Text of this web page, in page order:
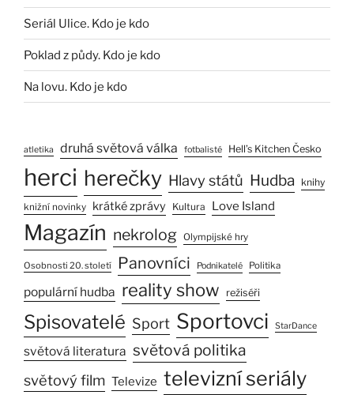
Seriál Ulice. Kdo je kdo
Poklad z půdy. Kdo je kdo
Na lovu. Kdo je kdo
atletika druhá světová válka fotbalisté Hell’s Kitchen Česko
herci herečky Hlavy států Hudba knihy
knižní novinky krátké zprávy Kultura Love Island
Magazín nekrolog Olympijské hry
Osobnosti 20. století Panovníci Podnikatelé Politika
populární hudba reality show režiséři
Spisovatelé Sport Sportovci StarDance
světová literatura světová politika
světový film Televize televizní seriály